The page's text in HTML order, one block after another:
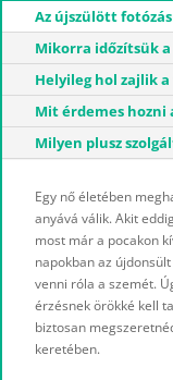
Az újszülött
Mikorra időzítsük
Helyileg hol zajlik a
Mit érdemes hozni
Milyen plusz
Egy nő életében
anyává válik. Akit
most már a pocakon
napokban az
venni róla a szemét.
érzésnek örökké kell
biztosan
keretében.